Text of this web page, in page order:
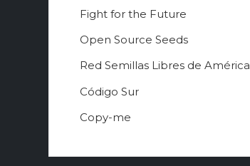
Fight for the Future
Open Source Seeds
Red Semillas Libres de América
о
и
Código Sur
Copy-me